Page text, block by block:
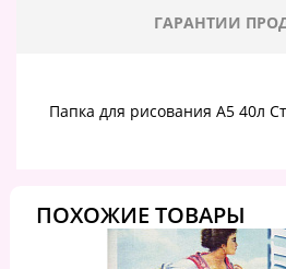
ГАРАНТИИ
Папка для рисования А5 40л
ПОХОЖИЕ ТОВАРЫ